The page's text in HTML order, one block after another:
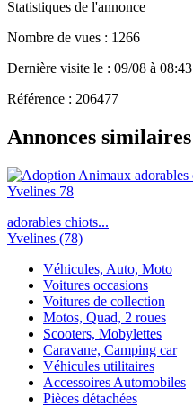
Statistiques de l'annonce
Nombre de vues : 1266
Dernière visite le : 09/08 à 08:43
Référence : 206477
Annonces similaires
adorables chiots...
Yvelines (78)
Véhicules, Auto, Moto
Voitures occasions
Voitures de collection
Motos, Quad, 2 roues
Scooters, Mobylettes
Caravane, Camping car
Véhicules utilitaires
Accessoires Automobiles
Pièces détachées